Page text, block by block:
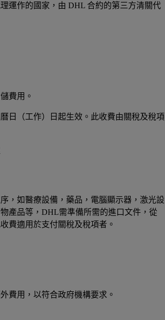
運作的國家，由 DHL 合約的第三方清關代
費用。
日（工作）日起生效。此收費由關稅及稅項
，如醫療設備，藥品，電腦顯示器，激光設
產品等，DHL需準備所需的進口文件，從
費適用於支付關稅及稅項者。
費用，以符合政府機構要求。